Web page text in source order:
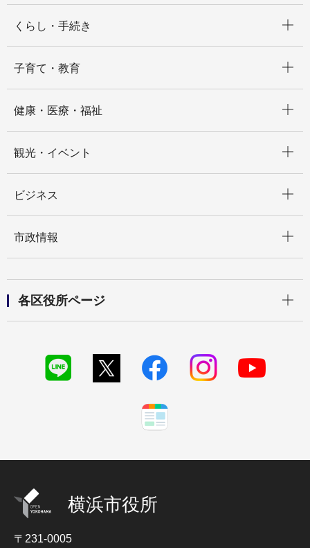
くらし・手続き
子育て・教育
健康・医療・福祉
観光・イベント
ビジネス
市政情報
各区役所ページ
横浜市役所
〒231-0005